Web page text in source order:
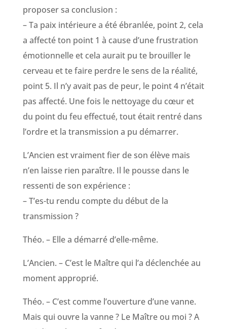
proposer sa conclusion :
– Ta paix intérieure a été ébranlée, point 2, cela
a affecté ton point 1 à cause d’une frustration
émotionnelle et cela aurait pu te brouiller le
cerveau et te faire perdre le sens de la réalité,
point 5. Il n’y avait pas de peur, le point 4 n’était
pas affecté. Une fois le nettoyage du cœur et
du point du feu effectué, tout était rentré dans
l’ordre et la transmission a pu démarrer.
L’Ancien est vraiment fier de son élève mais
n’en laisse rien paraître. Il le pousse dans le
ressenti de son expérience :
– T’es-tu rendu compte du début de la
transmission ?
Théo. – Elle a démarré d’elle-même.
L’Ancien. – C’est le Maître qui l’a déclenchée au
moment approprié.
Théo. – C’est comme l’ouverture d’une vanne.
Mais qui ouvre la vanne ? Le Maître ou moi ? A